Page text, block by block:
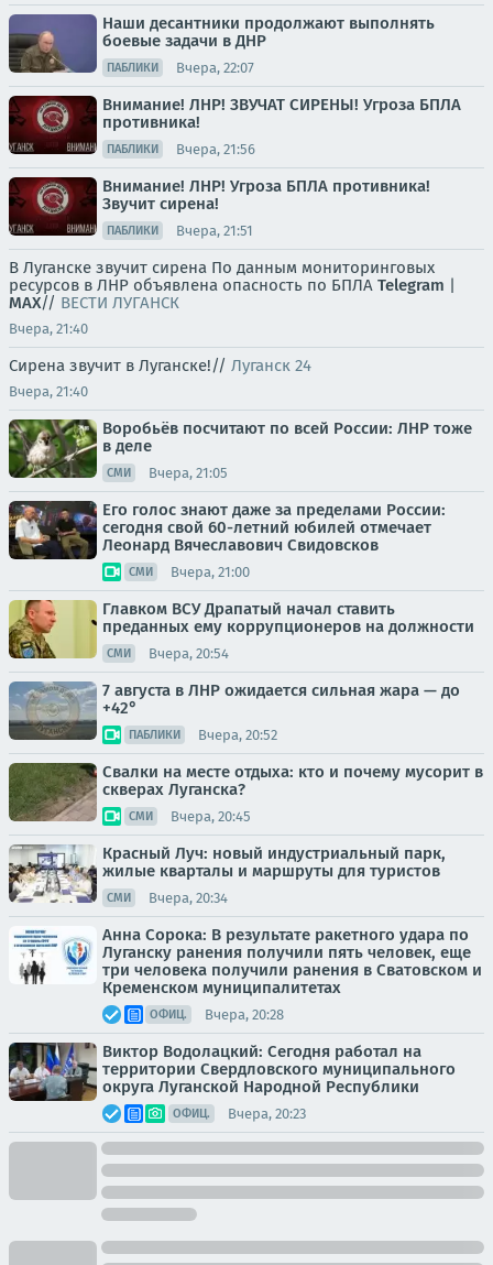
Наши десантники продолжают выполнять
боевые задачи в ДНР
ПАБЛИКИ Вчера, 22:07
Внимание! ЛНР! ЗВУЧАТ СИРЕНЫ! Угроза БПЛА
противника!
ПАБЛИКИ Вчера, 21:56
Внимание! ЛНР! Угроза БПЛА противника!
Звучит сирена!
ПАБЛИКИ Вчера, 21:51
В Луганске звучит сирена По данным мониторинговых
ресурсов в ЛНР объявлена опасность по БПЛА Telegram |
MAX// ВЕСТИ ЛУГАНСК
Вчера, 21:40
Сирена звучит в Луганске!// Луганск 24
Вчера, 21:40
Воробьёв посчитают по всей России: ЛНР тоже
в деле
СМИ Вчера, 21:05
Его голос знают даже за пределами России:
сегодня свой 60-летний юбилей отмечает
Леонард Вячеславович Свидовсков
СМИ Вчера, 21:00
Главком ВСУ Драпатый начал ставить
преданных ему коррупционеров на должности
СМИ Вчера, 20:54
7 августа в ЛНР ожидается сильная жара — до
+42°
ПАБЛИКИ Вчера, 20:52
Свалки на месте отдыха: кто и почему мусорит в
скверах Луганска?
СМИ Вчера, 20:45
Красный Луч: новый индустриальный парк,
жилые кварталы и маршруты для туристов
СМИ Вчера, 20:34
Анна Сорока: В результате ракетного удара по
Луганску ранения получили пять человек, еще
три человека получили ранения в Сватовском и
Кременском муниципалитетах
ОФИЦ. Вчера, 20:28
Виктор Водолацкий: Сегодня работал на
территории Свердловского муниципального
округа Луганской Народной Республики
ОФИЦ. Вчера, 20:23